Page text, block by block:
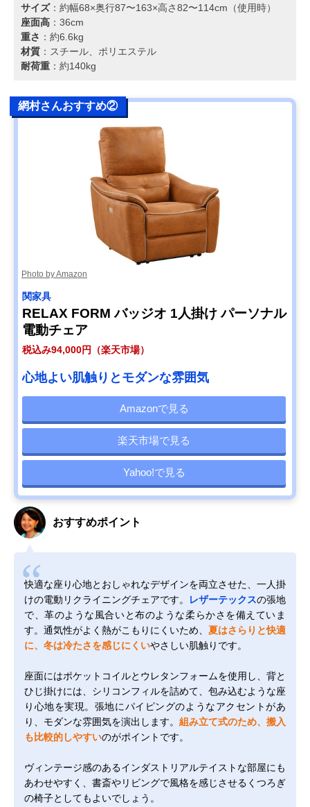
サイズ：約幅68×奥行87〜163×高さ82〜114cm（使用時）
座面高 ：36cm
重さ ：約6.6kg
材質 ：スチール、ポリエステル
耐荷重 ：約140kg
網村さんおすすめ②
Photo by Amazon
関家具
RELAX FORM バッジオ 1人掛け パーソナル
電動チェア
税込み94,000円（楽天市場）
心地よい肌触りとモダンな雰囲気
Amazonで見る
楽天市場で見る
Yahoo!で見る
おすすめポイント
快適な座り心地とおしゃれなデザインを両立させた、一人掛
けの電動リクライニングチェアです。
レザーテックスの張地
で、革のような風合いと布のような柔らかさを備えていま
す。通気性がよく熱がこもりにくいため、 夏はさらりと快適
に、冬は冷たさを感じにくいやさしい肌触りです。
座面にはポケットコイルとウレタンフォームを使用し、背と
ひじ掛けには、シリコンフィルを詰めて、包み込むような座
り心地を実現。張地にパイピングのようなアクセントがあ
り、モダンな雰囲気を演出します。 組み立て式のため、搬入
も比較的しやすいのがポイントです。
ヴィンテージ感のあるインダストリアルテイストな部屋にも
あわせやすく、書斎やリビングで風格を感じさせるくつろぎ
の椅子としてもよいでしょう。